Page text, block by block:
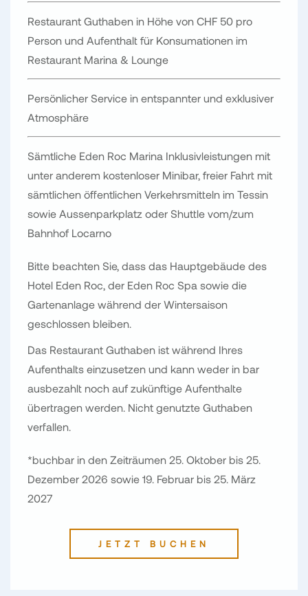
Restaurant Guthaben in Höhe von CHF 50 pro
Person und Aufenthalt für Konsumationen im
Restaurant Marina & Lounge
Persönlicher Service in entspannter und exklusiver
Atmosphäre
Sämtliche Eden Roc Marina Inklusivleistungen mit
unter anderem kostenloser Minibar, freier Fahrt mit
sämtlichen öffentlichen Verkehrsmitteln im Tessin
sowie Aussenparkplatz oder Shuttle vom/zum
Bahnhof Locarno
Bitte beachten Sie, dass das Hauptgebäude des
Hotel Eden Roc, der Eden Roc Spa sowie die
Gartenanlage während der Wintersaison
geschlossen bleiben.
Das Restaurant Guthaben ist während Ihres
Aufenthalts einzusetzen und kann weder in bar
ausbezahlt noch auf zukünftige Aufenthalte
übertragen werden. Nicht genutzte Guthaben
verfallen.
*buchbar in den Zeiträumen 25. Oktober bis 25.
Dezember 2026 sowie 19. Februar bis 25. März
2027
JETZT BUCHEN